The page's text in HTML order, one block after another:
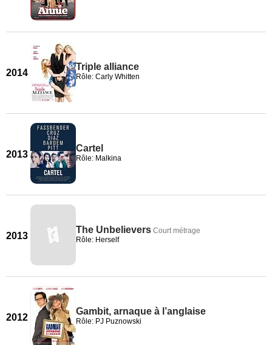
2014
Triple alliance
Rôle: Carly Whitten
2013
Cartel
Rôle: Malkina
2013
The Unbelievers Court métrage
Rôle: Herself
2012
Gambit, arnaque à l’anglaise
Rôle: PJ Puznowski